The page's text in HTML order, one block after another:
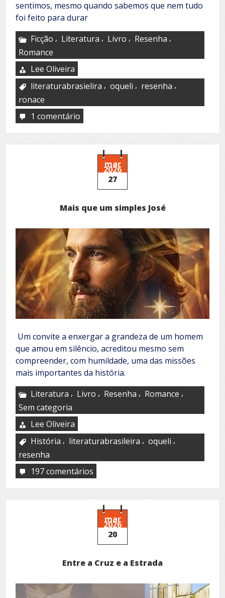
sentimos, mesmo quando sabemos que nem tudo
foi feito para durar
Ficção , Literatura , Livro , Resenha ,
Romance
Lee Oliveira
literaturabrasielira , oqueli , resenha ,
ronace
1 comentário
das
Laranjeiras
mar
2026
27
Mais que um simples José
Um convite a enxergar a grandeza de um homem
que amou em silêncio, acreditou mesmo sem
compreender, com humildade, uma das missões
mais importantes da história.
Literatura , Livro , Resenha , Romance ,
Sem categoria
Lee Oliveira
História , literaturabrasileira , oqueli ,
resenha
197 comentários
que
um
simples
Josémar
2026
20
Entre a Cruz e a Estrada